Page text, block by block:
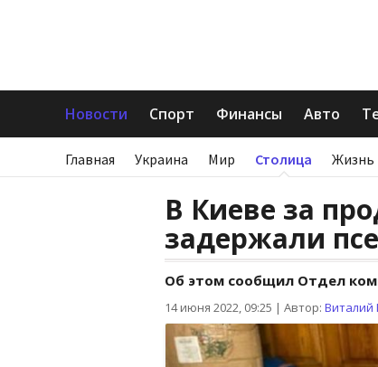
Новости Спорт Финансы Авто
Главная Украина Мир Столица Жизнь
В Киеве за
задержали
Об этом сообщил Отдел
14 июня 2022, 09:25 | Автор: Виталий